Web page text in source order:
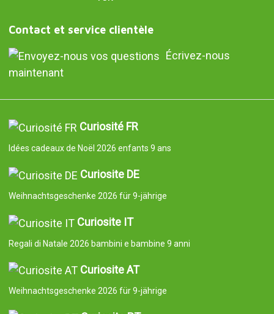
Contact et service clientèle
Écrivez-nous
maintenant
Curiosité FR
Idées cadeaux de Noël 2026 enfants 9 ans
Curiosite DE
Weihnachtsgeschenke 2026 für 9-jährige
Curiosite IT
Regali di Natale 2026 bambini e bambine 9 anni
Curiosite AT
Weihnachtsgeschenke 2026 für 9-jährige